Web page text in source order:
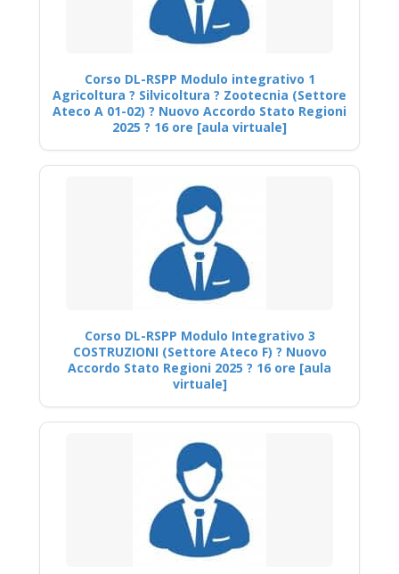
Corso DL-RSPP Modulo integrativo 1
Agricoltura ? Silvicoltura ? Zootecnia (Settore
Ateco A 01-02) ? Nuovo Accordo Stato Regioni
2025 ? 16 ore [aula virtuale]
Corso DL-RSPP Modulo Integrativo 3
COSTRUZIONI (Settore Ateco F) ? Nuovo
Accordo Stato Regioni 2025 ? 16 ore [aula
virtuale]